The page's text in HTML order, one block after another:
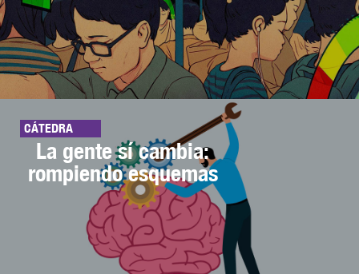
CÁTEDRA
La gente sí cambia:
rompiendo esquemas